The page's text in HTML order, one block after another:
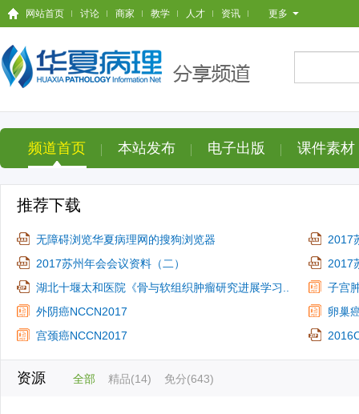
网站首页 讨论 商家 教学 人才 资讯 更多
频道首页 本站发布 电子出版 课件素材
推荐下载
无障碍浏览华夏病理网的搜狗浏览器
2017
2017苏州年会会议资料（二）
2017
湖北十堰太和医院《骨与软组织肿瘤研究进展学习..
子宫
外阴癌NCCN2017
卵巢
宫颈癌NCCN2017
资源 全部 精品(14) 免分(643)